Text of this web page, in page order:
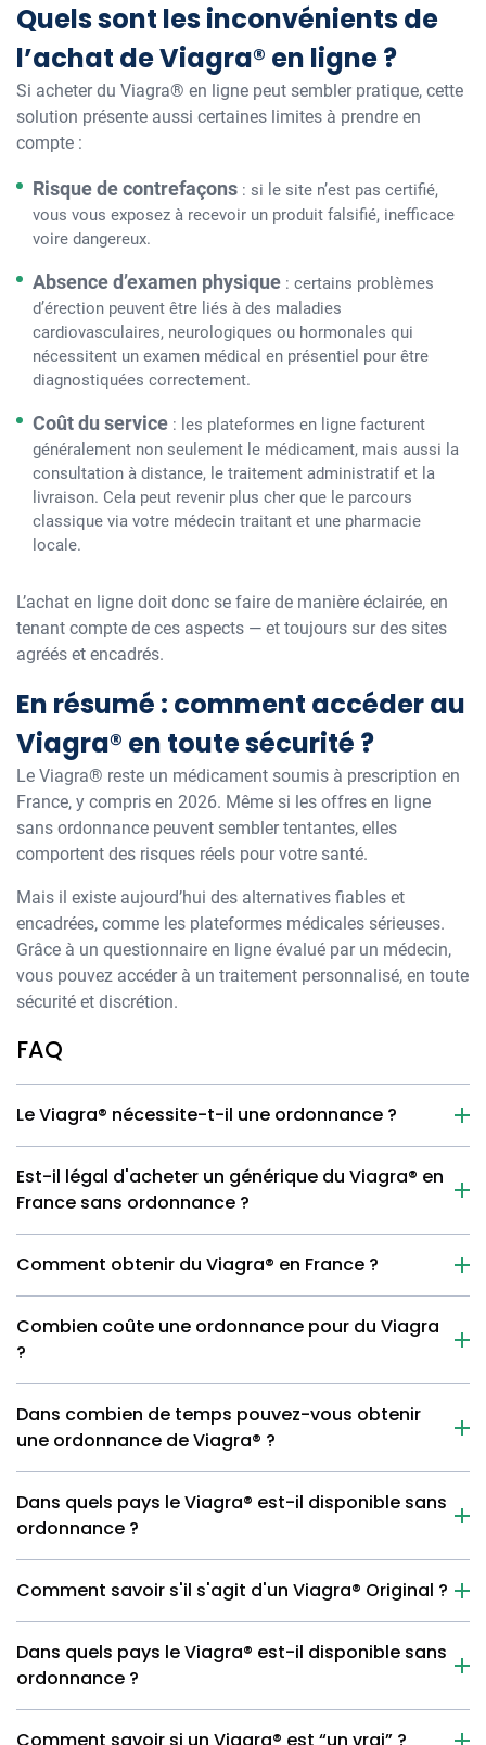
Quels sont les inconvénients de
l’achat de Viagra® en ligne ?
Si acheter du Viagra® en ligne peut sembler pratique, cette
solution présente aussi certaines limites à prendre en
compte :
Risque de contrefaçons : si le site n’est pas certifié,
vous vous exposez à recevoir un produit falsifié, inefficace
voire dangereux.
Absence d’examen physique : certains problèmes
d’érection peuvent être liés à des maladies
cardiovasculaires, neurologiques ou hormonales qui
nécessitent un examen médical en présentiel pour être
diagnostiquées correctement.
Coût du service : les plateformes en ligne facturent
généralement non seulement le médicament, mais aussi la
consultation à distance, le traitement administratif et la
livraison. Cela peut revenir plus cher que le parcours
classique via votre médecin traitant et une pharmacie
locale.
L’achat en ligne doit donc se faire de manière éclairée, en
tenant compte de ces aspects — et toujours sur des sites
agréés et encadrés.
En résumé : comment accéder au
Viagra® en toute sécurité ?
Le Viagra® reste un médicament soumis à prescription en
France, y compris en 2026. Même si les offres en ligne
sans ordonnance peuvent sembler tentantes, elles
comportent des risques réels pour votre santé.
Mais il existe aujourd’hui des alternatives fiables et
encadrées, comme les plateformes médicales sérieuses.
Grâce à un questionnaire en ligne évalué par un médecin,
vous pouvez accéder à un traitement personnalisé, en toute
sécurité et discrétion.
FAQ
Le Viagra® nécessite-t-il une ordonnance ?
Est-il légal d'acheter un générique du Viagra® en
France sans ordonnance ?
Comment obtenir du Viagra® en France ?
Combien coûte une ordonnance pour du Viagra
?
Dans combien de temps pouvez-vous obtenir
une ordonnance de Viagra® ?
Dans quels pays le Viagra® est-il disponible sans
ordonnance ?
Comment savoir s'il s'agit d'un Viagra® Original ?
Dans quels pays le Viagra® est-il disponible sans
ordonnance ?